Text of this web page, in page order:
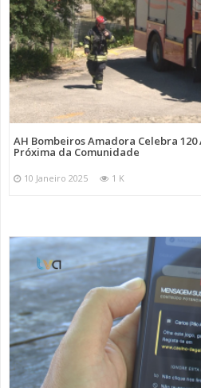
AH Bombeiros Amadora Celebra 120
Próxima da Comunidade
10 Janeiro 2025 1 K